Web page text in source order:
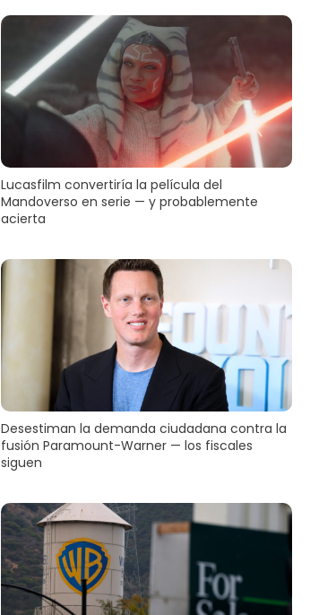
Lucasfilm convertiría la película del
Mandoverso en serie — y probablemente
acierta
Desestiman la demanda ciudadana contra la
fusión Paramount-Warner — los fiscales
siguen